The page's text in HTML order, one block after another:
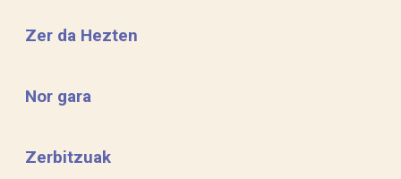
Zer da Hezten
Nor gara
Zerbitzuak